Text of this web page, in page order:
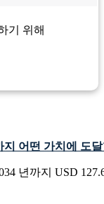
기 위해
어떤 가치에 도
년까지 USD